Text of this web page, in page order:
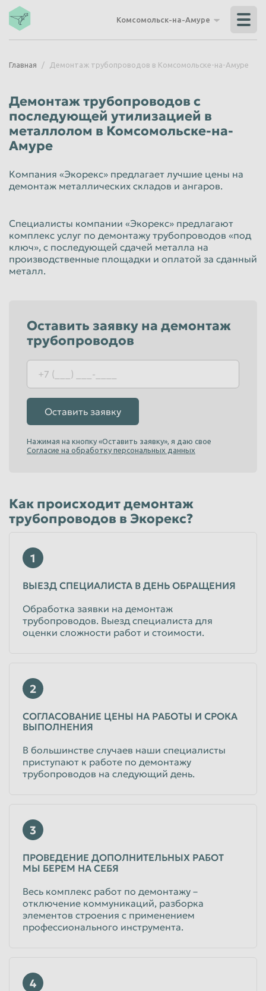
Владикавказ
Волгоград
Воронеж Грозный
Иркутск Йошкар-Ола
Казань
Калуга Каменск-Уральский
Королёв Кострома
Красногорск Краснодар
Красноярск
Люберцы
Махачкала
Москва Мурманск
Нальчик
Нижнекамск
Нижний Тагил Новокузнецк
Омск Орёл
Оренбург Орск
Пенза
Петрозаводск
Подольск Прокопьевск
Псков Ростов-на-Дону
Рыбинск Рязань
Саратов
Северодвинск Симферополь
Ставрополь Старый Оскол
Стерлитамак Сургут
Таганрог
Тверь
Томск Тула
Ульяновск Уссурийск
Хабаровск
Чита
Комсомольск-на-Амуре
Главная Демонтаж трубопроводов в Комсомольске-на-Амуре
Демонтаж трубопроводов с
последующей утилизацией в
металлолом в Комсомольске-на-
Амуре
Компания «Экорекс» предлагает лучшие цены на
демонтаж металлических складов и ангаров.
Специалисты компании «Экорекс» предлагают
комплекс услуг по демонтажу трубопроводов «под
ключ», с последующей сдачей металла на
производственные площадки и оплатой за сданный
металл.
Оставить заявку на демонтаж
трубопроводов
Оставить заявку
Нажимая на кнопку «Оставить заявку», я даю свое
Согласие на обработку персональных данных
Как происходит демонтаж
трубопроводов в Экорекс?
1
ВЫЕЗД СПЕЦИАЛИСТА В ДЕНЬ ОБРАЩЕНИЯ
Обработка заявки на демонтаж
трубопроводов. Выезд специалиста для
оценки сложности работ и стоимости.
2
СОГЛАСОВАНИЕ ЦЕНЫ НА РАБОТЫ И СРОКА
ВЫПОЛНЕНИЯ
В большинстве случаев наши специалисты
приступают к работе по демонтажу
трубопроводов на следующий день.
3
ПРОВЕДЕНИЕ ДОПОЛНИТЕЛЬНЫХ РАБОТ
МЫ БЕРЕМ НА СЕБЯ
Весь комплекс работ по демонтажу –
отключение коммуникаций, разборка
элементов строения с применением
профессионального инструмента.
4